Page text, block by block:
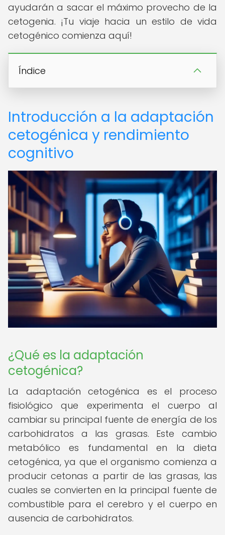
ayudarán a sacar el máximo provecho de la
cetogenia. ¡Tu viaje hacia un estilo de vida
cetogénico comienza aquí!
Índice
Introducción a la adaptación
cetogénica y rendimiento
cognitivo
¿Qué es la adaptación
cetogénica?
La adaptación cetogénica es el proceso
fisiológico que experimenta el cuerpo al
cambiar su principal fuente de energía de los
carbohidratos a las grasas. Este cambio
metabólico es fundamental en la dieta
cetogénica, ya que el organismo comienza a
producir cetonas a partir de las grasas, las
cuales se convierten en la principal fuente de
combustible para el cerebro y el cuerpo en
ausencia de carbohidratos.